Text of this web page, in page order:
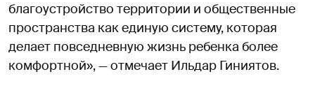
благоустройство территории и общественные
пространства как единую систему, которая
делает повседневную жизнь ребенка более
комфортной», — отмечает Ильдар Гиниятов.